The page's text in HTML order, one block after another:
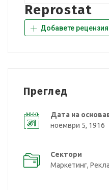
Reprostat
Добавете рецензия
Преглед
Дата на
ноември 5, 1916
Сектори
Маркетинг,